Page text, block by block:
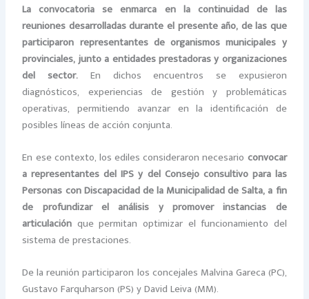
La convocatoria se enmarca en la continuidad de las
reuniones desarrolladas durante el presente año, de las que
participaron representantes de organismos municipales y
provinciales, junto a entidades prestadoras y organizaciones
del sector. En dichos encuentros se expusieron
diagnósticos, experiencias de gestión y problemáticas
operativas, permitiendo avanzar en la identificación de
posibles líneas de acción conjunta.
En ese contexto, los ediles consideraron necesario convocar
a representantes del IPS y del Consejo consultivo para las
Personas con Discapacidad de la Municipalidad de Salta, a fin
de profundizar el análisis y promover instancias de
articulación que permitan optimizar el funcionamiento del
sistema de prestaciones.
De la reunión participaron los concejales Malvina Gareca (PC),
Gustavo Farquharson (PS) y David Leiva (MM).